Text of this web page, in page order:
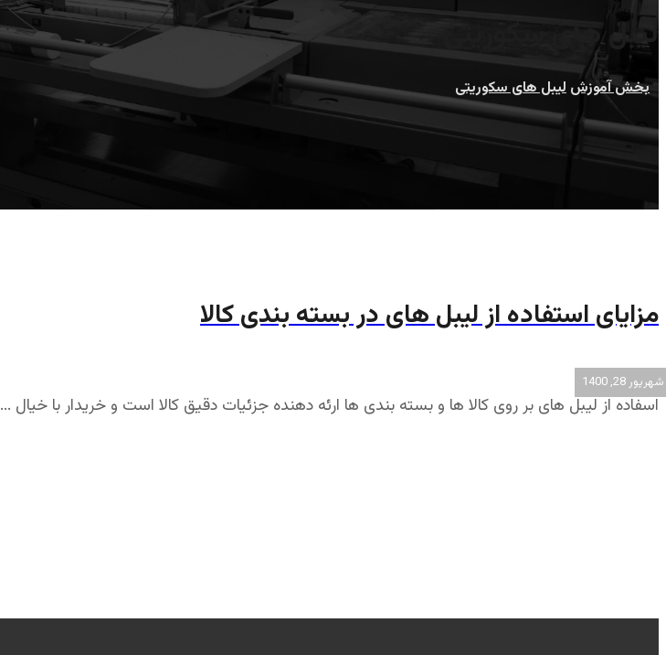
لیبل های سکوریتی
بخش آموزش لیبل های سکوریتی
مزایای استفاده از لیبل های در بسته بندی کالا
شهریور 28, 1400
اسفاده از لیبل های بر روی کالا ها و بسته بندی ها ارئه دهنده جزئیات دقیق کالا است و خریدار با خیال ...